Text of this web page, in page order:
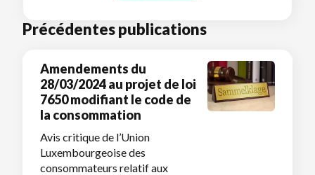
Précédentes publications
Amendements du
28/03/2024 au projet de loi
7650 modifiant le code de
la consommation
Avis critique de l’Union
Luxembourgeoise des
consommateurs relatif aux